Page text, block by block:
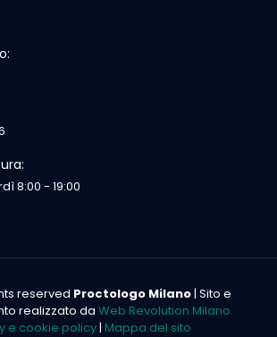
8:00 - 19:00
reserved Proctologo Milano| Sito e
realizzato da Web Revolution Milano.
e cookie policy| Mappa del sito